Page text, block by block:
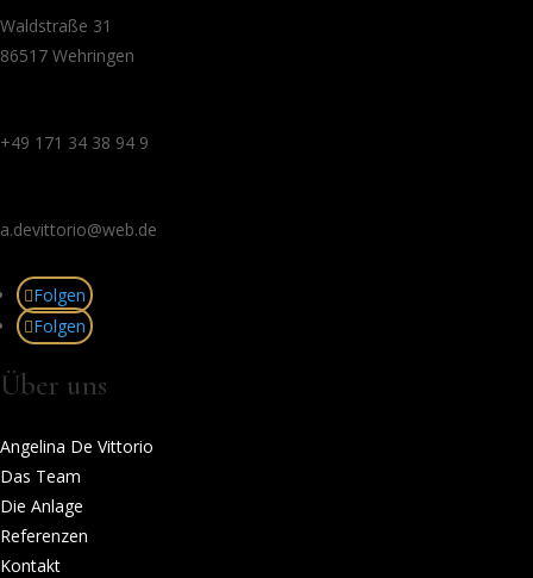
Waldstraße 31
86517 Wehringen
+49 171 34 38 94 9
a.devittorio@web.de
Folgen
Folgen
Über uns
Angelina De Vittorio
Das Team
Die Anlage
Referenzen
Kontakt